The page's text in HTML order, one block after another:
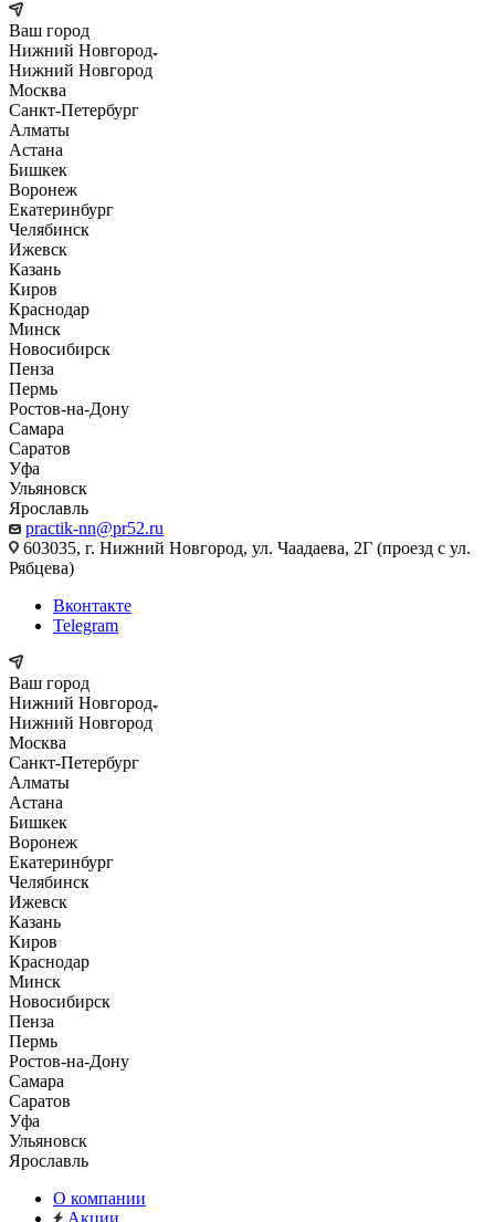
Ваш город
Нижний Новгород
Нижний Новгород
Москва
Санкт-Петербург
Алматы
Астана
Бишкек
Воронеж
Екатеринбург
Челябинск
Ижевск
Казань
Киров
Краснодар
Минск
Новосибирск
Пенза
Пермь
Ростов-на-Дону
Самара
Саратов
Уфа
Ульяновск
Ярославль
practik-nn@pr52.ru
603035, г. Нижний Новгород, ул. Чаадаева, 2Г (проезд с ул.
Рябцева)
Вконтакте
Telegram
Ваш город
Нижний Новгород
Нижний Новгород
Москва
Санкт-Петербург
Алматы
Астана
Бишкек
Воронеж
Екатеринбург
Челябинск
Ижевск
Казань
Киров
Краснодар
Минск
Новосибирск
Пенза
Пермь
Ростов-на-Дону
Самара
Саратов
Уфа
Ульяновск
Ярославль
О компании
Акции